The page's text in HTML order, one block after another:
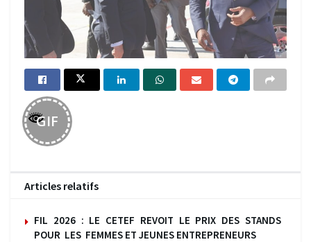
GIF
Articles relatifs
FIL 2026 : LE CETEF REVOIT LE PRIX DES STANDS
POUR LES FEMMES ET JEUNES ENTREPRENEURS